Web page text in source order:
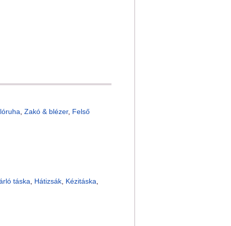
Zakó & blézer, Felső
táska Hátizsák, Kézitáska